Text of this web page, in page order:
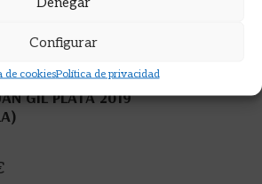
Configurar
de cookiesPolítica de privacidad
GIL PLATA 2019